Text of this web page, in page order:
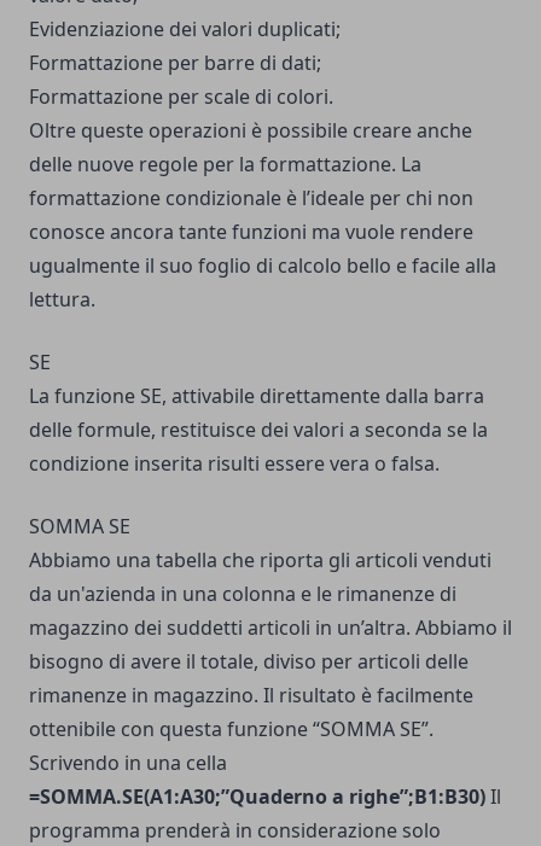
Evidenziazione dei valori duplicati;
Formattazione per barre di dati;
Formattazione per scale di colori.
Oltre queste operazioni è possibile creare anche
delle nuove regole per la formattazione. La
formattazione condizionale è l’ideale per chi non
conosce ancora tante funzioni ma vuole rendere
ugualmente il suo foglio di calcolo bello e facile alla
lettura.
SE
La funzione SE, attivabile direttamente dalla barra
delle formule, restituisce dei valori a seconda se la
condizione inserita risulti essere vera o falsa.
SOMMA SE
Abbiamo una tabella che riporta gli articoli venduti
da un'azienda in una colonna e le rimanenze di
magazzino dei suddetti articoli in un’altra. Abbiamo il
bisogno di avere il totale, diviso per articoli delle
rimanenze in magazzino. Il risultato è facilmente
ottenibile con questa funzione “SOMMA SE”.
Scrivendo in una cella
=SOMMA.SE(A1:A30;”Quaderno a righe”;B1:B30)Il
programma prenderà in considerazione solo